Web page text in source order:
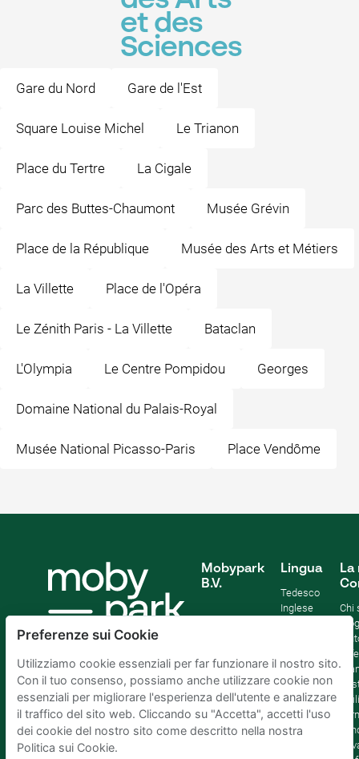
et des
Sciences
Gare du Nord Gare de l'Est
Square Louise Michel Le Trianon
Place du Tertre La Cigale
Parc des Buttes-Chaumont Musée Grévin
Place de la République Musée des Arts et Métiers
La Villette Place de l'Opéra
Le Zénith Paris - La Villette Bataclan
L'Olympia Le Centre Pompidou Georges
Domaine National du Palais-Royal
Musée National Picasso-Paris Place Vendôme
Mobypark
B.V.
Lingua
Tedesco
Inglese
Olandese
La
Chi
Blog
Preferenze sui Cookie
Utilizziamo cookie essenziali per far funzionare il nostro sito.
Con il tuo consenso, possiamo anche utilizzare cookie non
essenziali per migliorare l'esperienza dell'utente e analizzare
il traffico del sito web. Cliccando su "Accetta", accetti l'uso
dei cookie del nostro sito come descritto nella nostra
Politica sui Cookie.